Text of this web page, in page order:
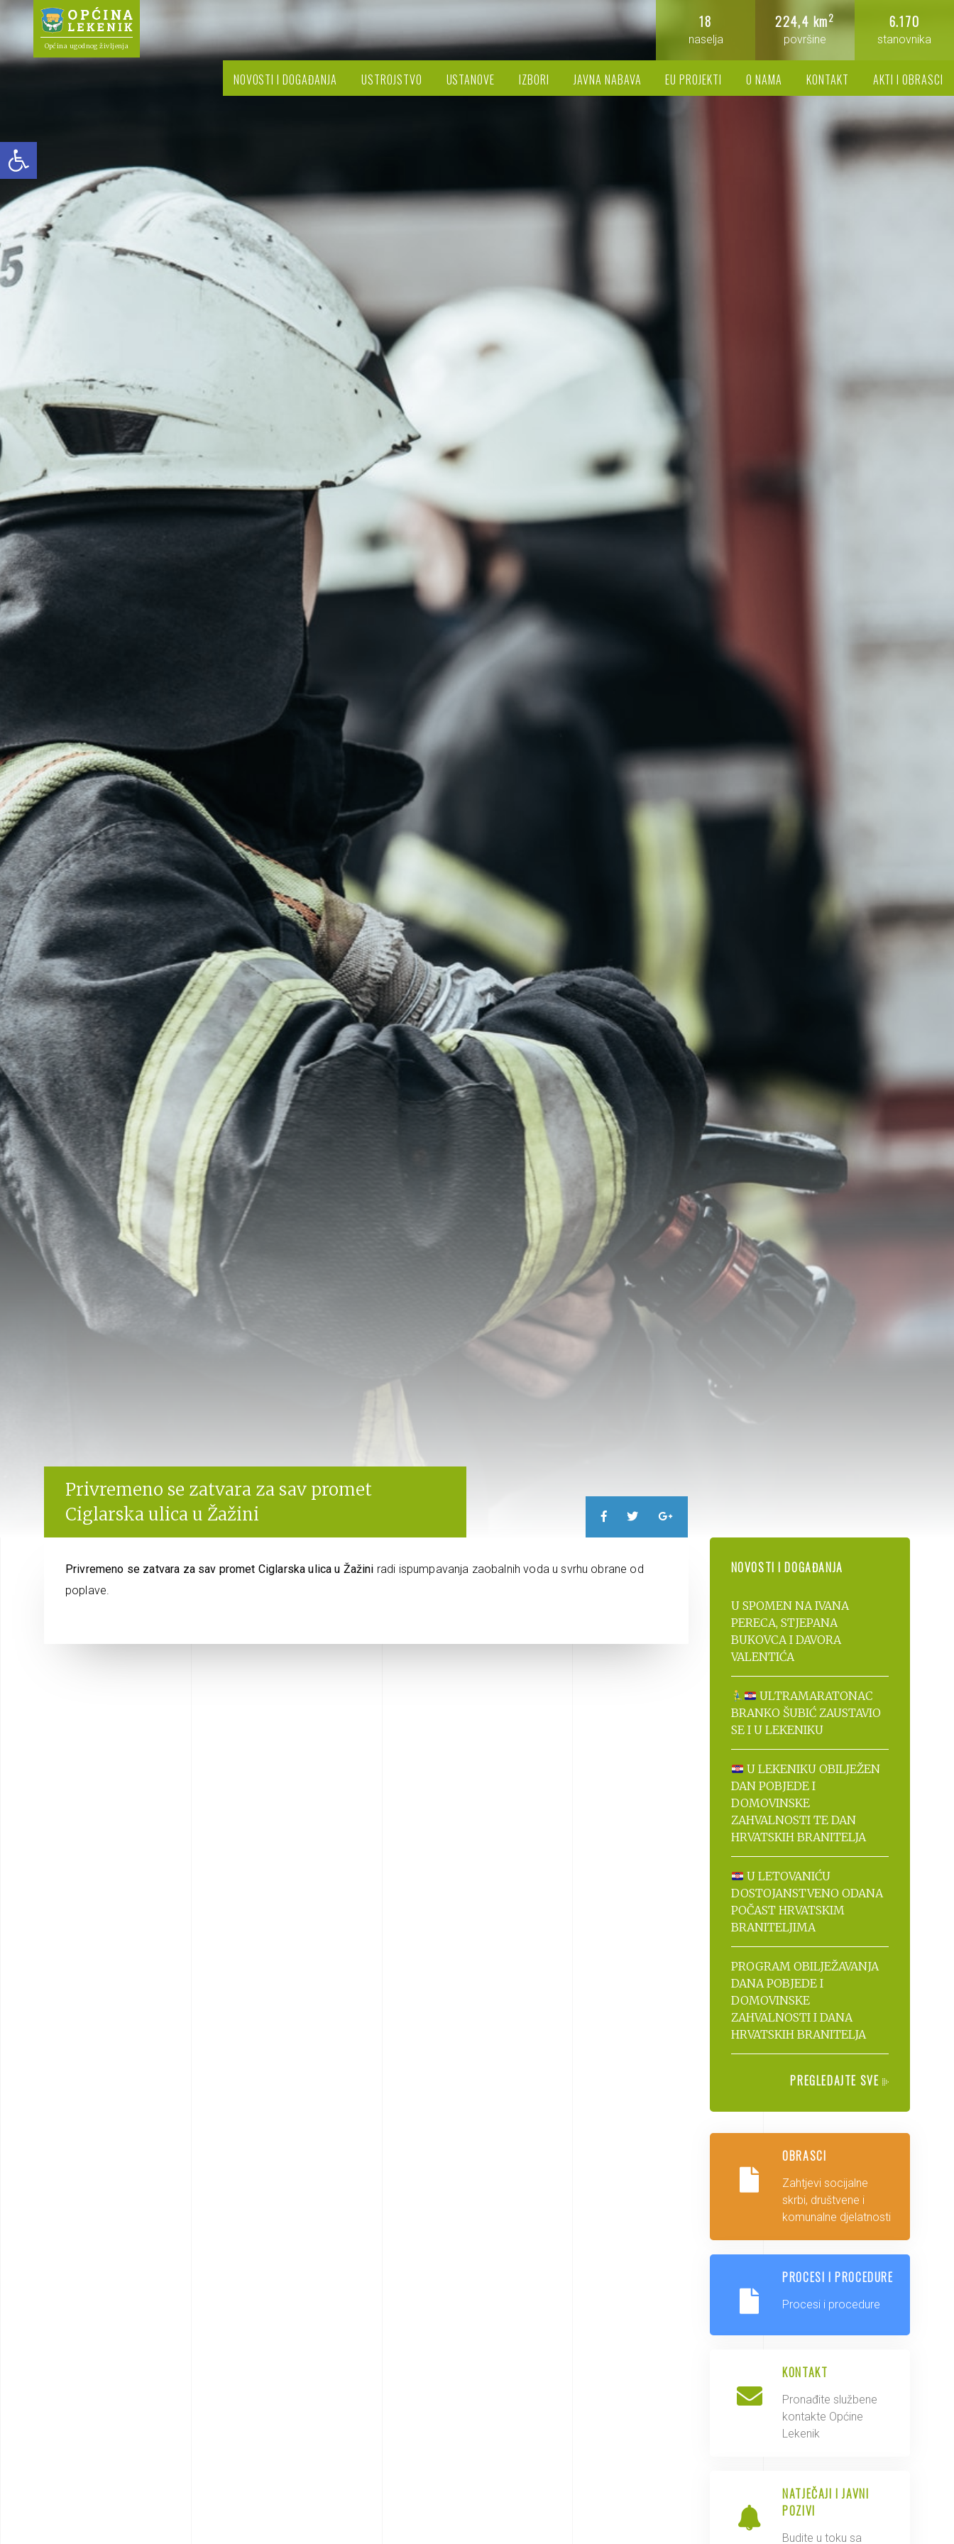
Open toolbar
Općina ugodnog življenja
6.170
stanovnika
224,4 km2
površine
18
naselja
NOVOSTI I DOGAĐANJA USTROJSTVO USTANOVE IZBORI JAVNA NABAVA EU PROJEKTI O NAMA KONTAKT AKTI I OBRASCI
Privremeno se zatvara za sav promet
Ciglarska ulica u Žažini
Privremeno se zatvara za sav promet Ciglarska ulica u Žažini radi ispumpavanja zaobalnih voda u svrhu obrane od
poplave.
NOVOSTI I DOGAĐANJA
U SPOMEN NA IVANA
PERECA, STJEPANA
BUKOVCA I DAVORA
VALENTIĆA
ULTRAMARATONAC
BRANKO ŠUBIĆ ZAUSTAVIO
SE I U LEKENIKU
U LEKENIKU OBILJEŽEN
DAN POBJEDE I
DOMOVINSKE
ZAHVALNOSTI TE DAN
HRVATSKIH BRANITELJA
U LETOVANIĆU
DOSTOJANSTVENO ODANA
POČAST HRVATSKIM
BRANITELJIMA
PROGRAM OBILJEŽAVANJA
DANA POBJEDE I
DOMOVINSKE
ZAHVALNOSTI I DANA
HRVATSKIH BRANITELJA
PREGLEDAJTE SVE
OBRASCI
Zahtjevi socijalne
skrbi, društvene i
komunalne djelatnosti
PROCESI I PROCEDURE
Procesi i procedure
KONTAKT
Pronađite službene
kontakte Općine
Lekenik
NATJEČAJI I JAVNI
POZIVI
Budite u toku sa